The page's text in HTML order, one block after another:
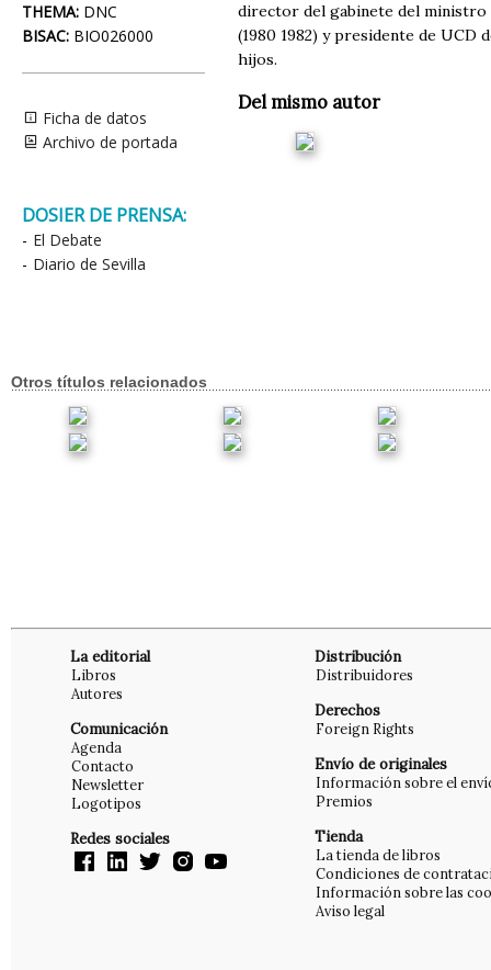
THEMA: DNC
BISAC: BIO026000
Ficha de datos
Archivo de portada
DOSIER DE PRENSA:
- El Debate
- Diario de Sevilla
director del gabinete del ministro
(1980 1982) y presidente de UCD
hijos.
Del mismo autor
Otros títulos relacionados
La editorial
Libros
Autores
Comunicación
Agenda
Contacto
Newsletter
Logotipos
Redes sociales
Distribución
Distribuidores
Derechos
Foreign Rights
Envío de originales
Información sobre el
Premios
Tienda
La tienda de libros
Condiciones de
Información sobre las
Aviso legal